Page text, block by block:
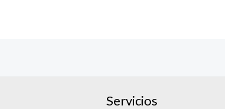
Servicios